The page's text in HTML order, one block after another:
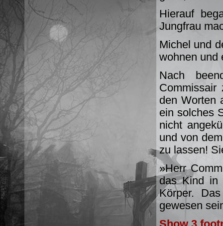
Hierauf
Jung­frau
Michel und
wohnen und
Nach
den Worten
ein solches
nicht
und von
zu lassen!
»Herr
das Kind in
Körper.
gewesen